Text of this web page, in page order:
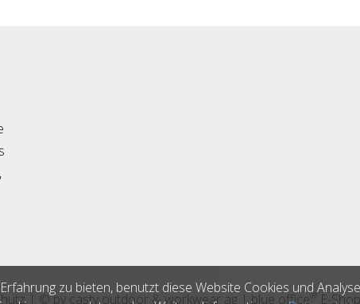
| © by casty outdoor & workwear ag |blue office® E-
zu bieten, benutzt diese Website Cookies und